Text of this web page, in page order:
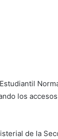
los
de la